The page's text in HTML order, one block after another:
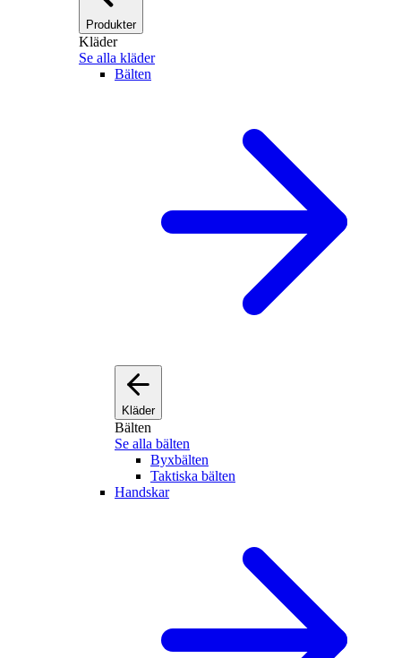
Produkter
Kläder
Se alla kläder
Bälten
Kläder
Bälten
Se alla bälten
Byxbälten
Taktiska bälten
Handskar